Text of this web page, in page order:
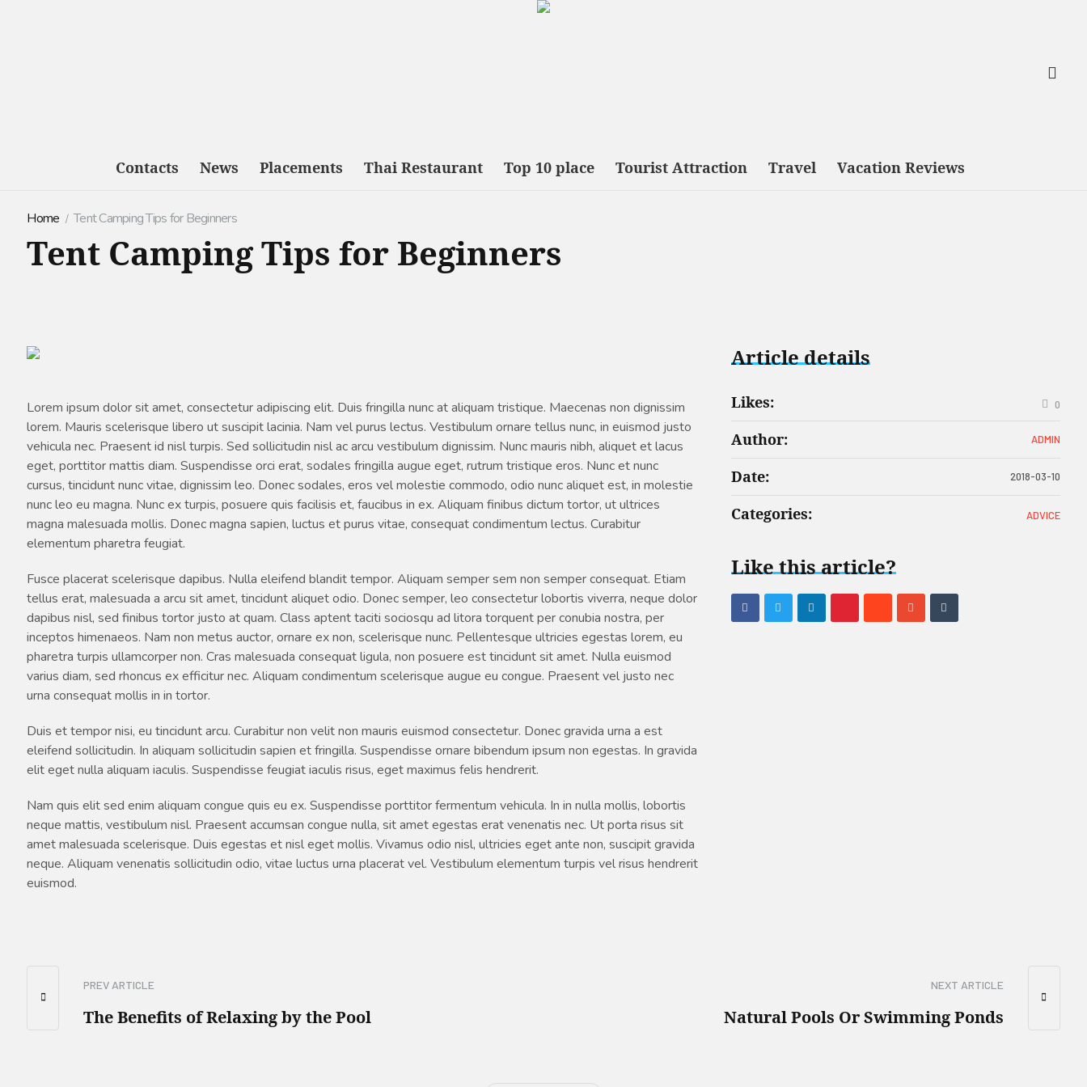
Contacts News Placements Thai Restaurant Top 10 place Tourist Attraction Travel Vacation Reviews
Home Tent Camping Tips for Beginners
Tent Camping Tips for Beginners
Lorem ipsum dolor sit amet, consectetur adipiscing elit. Duis fringilla nunc at aliquam tristique. Maecenas non dignissim
lorem. Mauris scelerisque libero ut suscipit lacinia. Nam vel purus lectus. Vestibulum ornare tellus nunc, in euismod justo
vehicula nec. Praesent id nisl turpis. Sed sollicitudin nisl ac arcu vestibulum dignissim. Nunc mauris nibh, aliquet et lacus
eget, porttitor mattis diam. Suspendisse orci erat, sodales fringilla augue eget, rutrum tristique eros. Nunc et nunc
cursus, tincidunt nunc vitae, dignissim leo. Donec sodales, eros vel molestie commodo, odio nunc aliquet est, in molestie
nunc leo eu magna. Nunc ex turpis, posuere quis facilisis et, faucibus in ex. Aliquam finibus dictum tortor, ut ultrices
magna malesuada mollis. Donec magna sapien, luctus et purus vitae, consequat condimentum lectus. Curabitur
elementum pharetra feugiat.
Fusce placerat scelerisque dapibus. Nulla eleifend blandit tempor. Aliquam semper sem non semper consequat. Etiam
tellus erat, malesuada a arcu sit amet, tincidunt aliquet odio. Donec semper, leo consectetur lobortis viverra, neque dolor
dapibus nisl, sed finibus tortor justo at quam. Class aptent taciti sociosqu ad litora torquent per conubia nostra, per
inceptos himenaeos. Nam non metus auctor, ornare ex non, scelerisque nunc. Pellentesque ultricies egestas lorem, eu
pharetra turpis ullamcorper non. Cras malesuada consequat ligula, non posuere est tincidunt sit amet. Nulla euismod
varius diam, sed rhoncus ex efficitur nec. Aliquam condimentum scelerisque augue eu congue. Praesent vel justo nec
urna consequat mollis in in tortor.
Duis et tempor nisi, eu tincidunt arcu. Curabitur non velit non mauris euismod consectetur. Donec gravida urna a est
eleifend sollicitudin. In aliquam sollicitudin sapien et fringilla. Suspendisse ornare bibendum ipsum non egestas. In gravida
elit eget nulla aliquam iaculis. Suspendisse feugiat iaculis risus, eget maximus felis hendrerit.
Nam quis elit sed enim aliquam congue quis eu ex. Suspendisse porttitor fermentum vehicula. In in nulla mollis, lobortis
neque mattis, vestibulum nisl. Praesent accumsan congue nulla, sit amet egestas erat venenatis nec. Ut porta risus sit
amet malesuada scelerisque. Duis egestas et nisl eget mollis. Vivamus odio nisl, ultricies eget ante non, suscipit gravida
neque. Aliquam venenatis sollicitudin odio, vitae luctus urna placerat vel. Vestibulum elementum turpis vel risus hendrerit
euismod.
Article details
Likes: 0
Author: ADMIN
Date: 2018-03-10
Categories: ADVICE
Like this article?
PREV ARTICLE
The Benefits of Relaxing by the Pool
NEXT ARTICLE
Natural Pools Or Swimming Ponds